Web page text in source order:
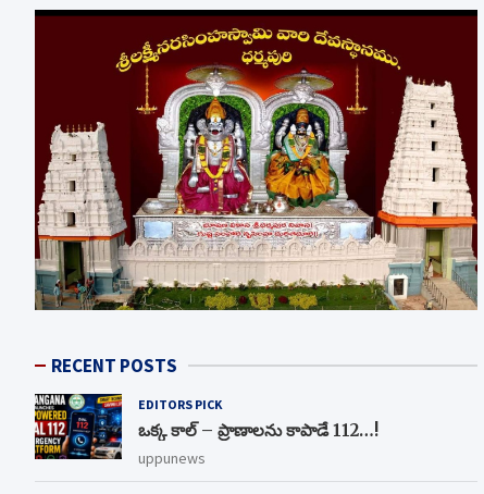
RECENT POSTS
EDITORS PICK
ఒక్క కాల్ – ప్రాణాలను కాపాడే 112…!
uppunews